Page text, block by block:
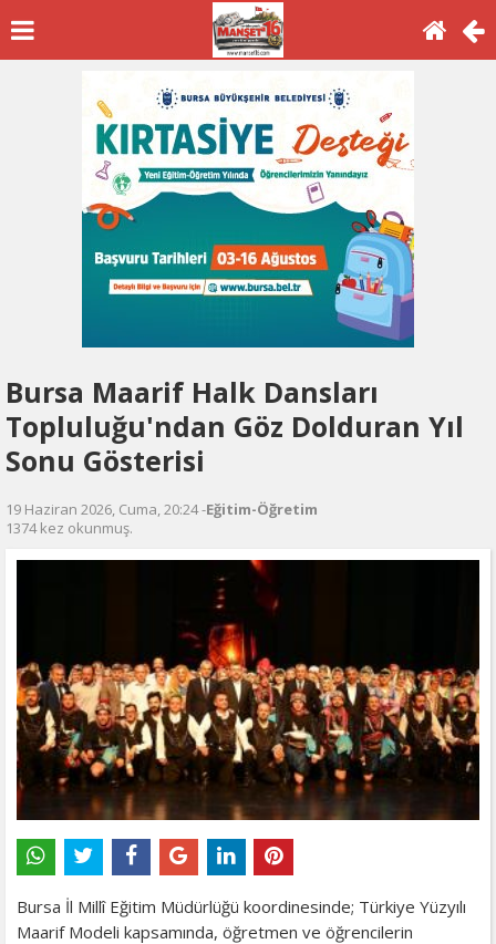
Bursa Maarif Halk Dansları
Topluluğu'ndan Göz Dolduran Yıl
Sonu Gösterisi
19 Haziran 2026, Cuma, 20:24 -Eğitim-Öğretim
1374 kez okunmuş.
Bursa İl Millî Eğitim Müdürlüğü koordinesinde; Türkiye Yüzyılı
Maarif Modeli kapsamında, öğretmen ve öğrencilerin